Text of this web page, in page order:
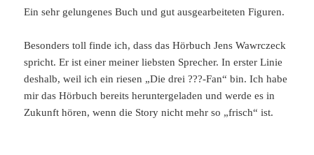
Ein sehr gelungenes Buch und gut ausgearbeiteten Figuren.
Besonders toll finde ich, dass das Hörbuch Jens Wawrczeck
spricht. Er ist einer meiner liebsten Sprecher. In erster Linie
deshalb, weil ich ein riesen „Die drei ???-Fan“ bin. Ich habe
mir das Hörbuch bereits heruntergeladen und werde es in
Zukunft hören, wenn die Story nicht mehr so „frisch“ ist.